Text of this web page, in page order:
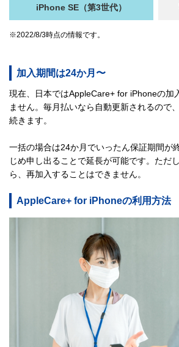
iPhone SE（第3世代）
※2022/8/3時点の情報です。
加入期間は24か月〜
現在、日本ではAppleCare+ for iPhoneの加
ません。毎月払いなら自動更新されるので
続きます。
一括の場合は24か月でいったん保証期間が
じめ申し出ることで延長が可能です。ただ
ら、再加入することはできません。
AppleCare+ for iPhoneの利用方法